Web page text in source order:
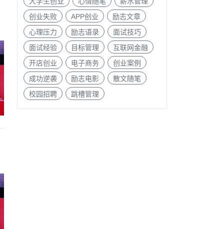
创业失败
APP创业
励志文章
心理压力
励志语录
面试技巧
面试经验
目标管理
互联网金融
开店创业
电子商务
创业案例
成功逆袭
励志电影
散文随笔
校园招聘
跳槽管理